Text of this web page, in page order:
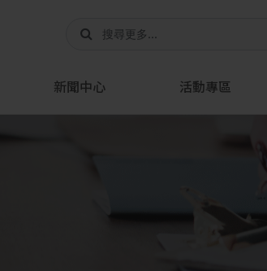
新聞中心 活動專區